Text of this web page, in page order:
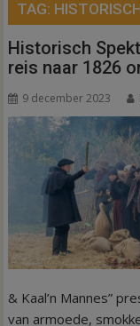
TAG:
Historisch
reis naar 1826
9 december 2023
& Kaal’n Mannes”
van armoede,